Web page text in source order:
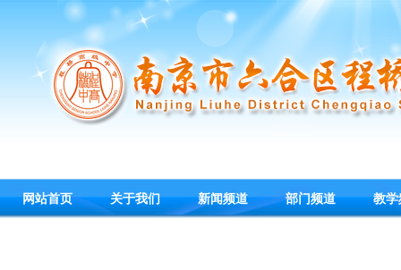
网站首页 关于我们 新闻频道 部门频道 教学